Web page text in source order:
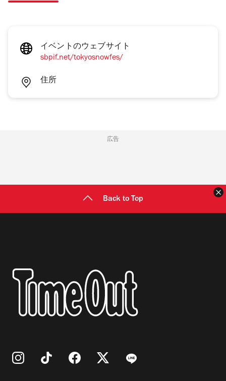
イベントのウェブサイト
sbpif.net/tokyosnowfes/
住所
広告
Back to Top